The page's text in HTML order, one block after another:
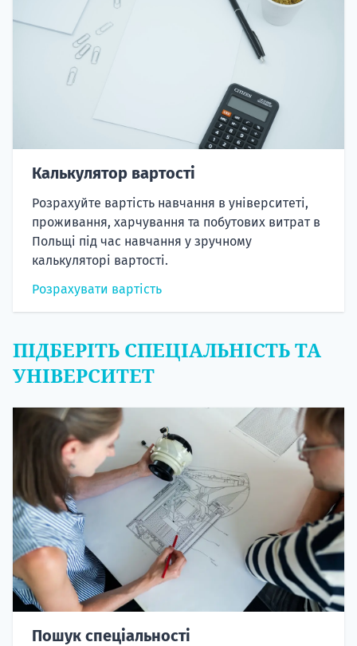
Калькулятор вартості
Розрахуйте вартість навчання в університеті,
проживання, харчування та побутових витрат в
Польщі під час навчання у зручному
калькуляторі вартості.
Розрахувати вартість
ПІДБЕРІТЬ СПЕЦІАЛЬНІСТЬ ТА
УНІВЕРСИТЕТ
Пошук спеціальності